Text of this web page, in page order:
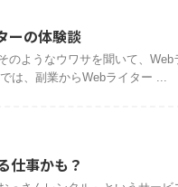
ーの体験談
のようなウワサを聞いて、
は、副業からWebライター ...
仕事かも？